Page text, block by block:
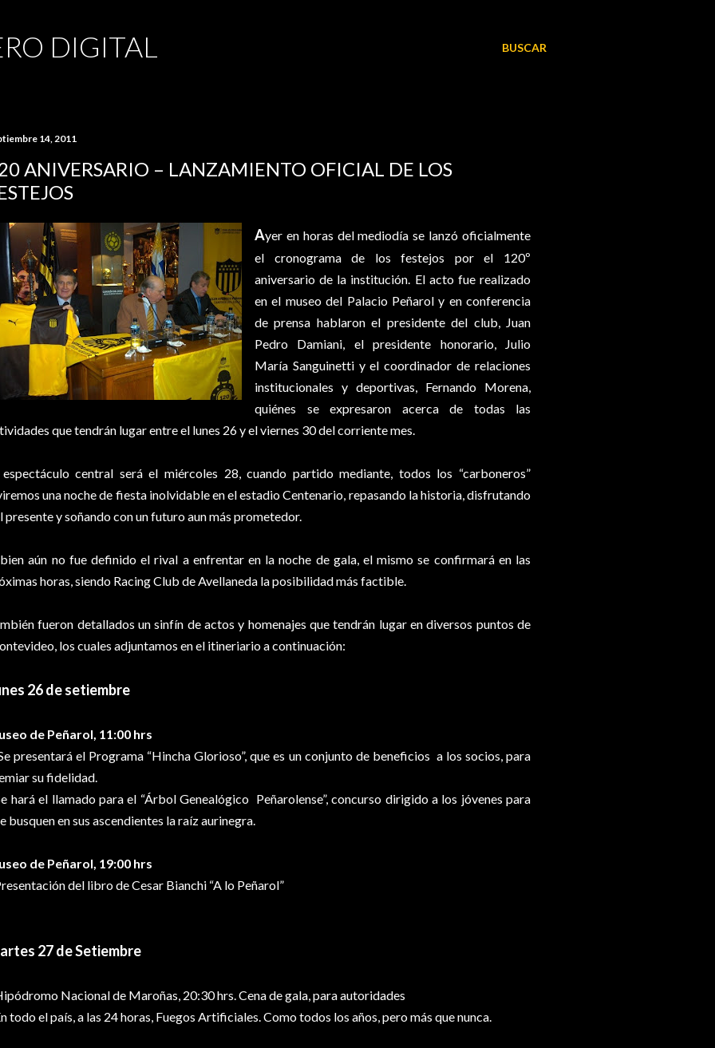
BUSCAR
DIGITAL
14, 2011
ANIVERSARIO – LANZAMIENTO OFICIAL DE LOS
Ayer en horas del mediodía se lanzó oficialmente
el cronograma de los festejos por el 120º
aniversario de la institución. El acto fue realizado
en el museo del Palacio Peñarol y en conferencia
de prensa hablaron el presidente del club, Juan
Pedro Damiani, el presidente honorario, Julio
María Sanguinetti y el coordinador de relaciones
institucionales y deportivas, Fernando Morena,
quiénes se expresaron acerca de todas las
que tendrán lugar entre el lunes 26 y el viernes 30 del corriente mes.
central será el miércoles 28, cuando partido mediante, todos los “carboneros”
una noche de fiesta inolvidable en el estadio Centenario, repasando la historia, disfrutando
presente y soñando con un futuro aun más prometedor.
aún no fue definido el rival a enfrentar en la noche de gala, el mismo se confirmará en las
horas, siendo Racing Club de Avellaneda la posibilidad más factible.
fueron detallados un sinfín de actos y homenajes que tendrán lugar en diversos puntos de
los cuales adjuntamos en el itineriario a continuación:
26 de setiembre
de Peñarol, 11:00 hrs
presentará el Programa “Hincha Glorioso”, que es un conjunto de beneficios a los socios, para
su fidelidad.
hará el llamado para el “Árbol Genealógico Peñarolense”, concurso dirigido a los jóvenes para
busquen en sus ascendientes la raíz aurinegra.
de Peñarol, 19:00 hrs
del libro de Cesar Bianchi “A lo Peñarol”
27 de Setiembre
Nacional de Maroñas, 20:30 hrs. Cena de gala, para autoridades
todo el país, a las 24 horas, Fuegos Artificiales. Como todos los años, pero más que nunca.